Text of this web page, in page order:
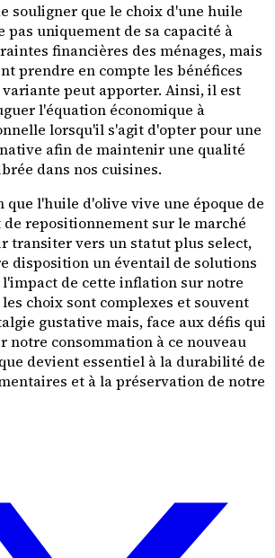
souligner que le choix d'une huile
pas uniquement de sa capacité à
financières des ménages, mais
prendre en compte les bénéfices
variante peut apporter. Ainsi, il est
l'équation économique à
lorsqu'il s'agit d'opter pour une
afin de maintenir une qualité
dans nos cuisines.
que l'huile d'olive vive une époque de
repositionnement sur le marché
transiter vers un statut plus select,
disposition un éventail de solutions
de cette inflation sur notre
choix sont complexes et souvent
gustative mais, face aux défis qui
notre consommation à ce nouveau
devient essentiel à la durabilité de
et à la préservation de notre